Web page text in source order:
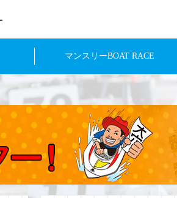
マンスリーBOAT RACE